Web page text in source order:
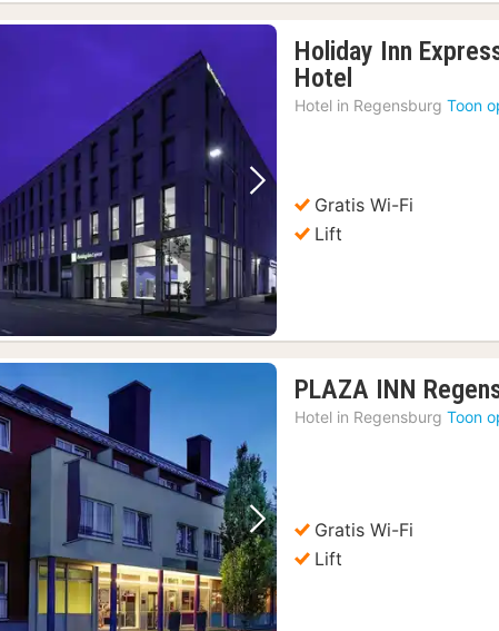
Vorige foto Volgende foto
Holiday Inn
Hotel
nacht
Hotel in Regensburg Toon
Gratis Wi-Fi
Lift
Vorige foto Volgende foto
PLAZA INN
Hotel in Regensburg Toon
Gratis Wi-Fi
Lift